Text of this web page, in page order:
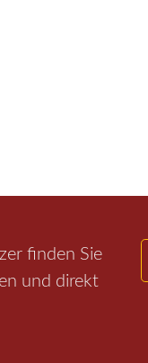
finden Sie
und direkt